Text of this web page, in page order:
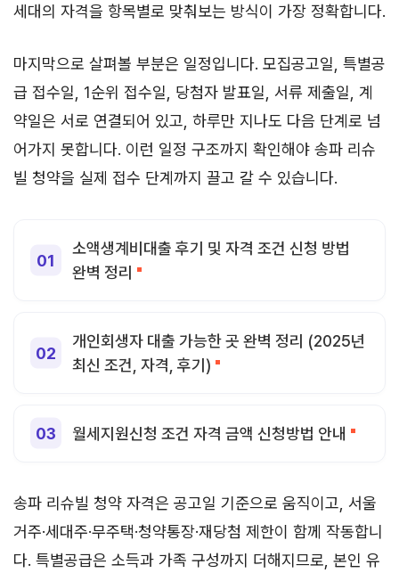
세대의 자격을 항목별로 맞춰보는 방식이 가장 정확합니다.
마지막으로 살펴볼 부분은 일정입니다. 모집공고일, 특별공
급 접수일, 1순위 접수일, 당첨자 발표일, 서류 제출일, 계
약일은 서로 연결되어 있고, 하루만 지나도 다음 단계로 넘
어가지 못합니다. 이런 일정 구조까지 확인해야 송파 리슈
빌 청약을 실제 접수 단계까지 끌고 갈 수 있습니다.
소액생계비대출 후기 및 자격 조건 신청 방법
완벽 정리
개인회생자 대출 가능한 곳 완벽 정리 (2025년
최신 조건, 자격, 후기)
월세지원신청 조건 자격 금액 신청방법 안내
송파 리슈빌 청약 자격은 공고일 기준으로 움직이고, 서울
거주·세대주·무주택·청약통장·재당첨 제한이 함께 작동합니
다. 특별공급은 소득과 가족 구성까지 더해지므로, 본인 유